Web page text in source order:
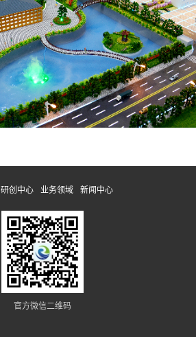
研创中心 业务领域 新闻中心
官方微信二维码